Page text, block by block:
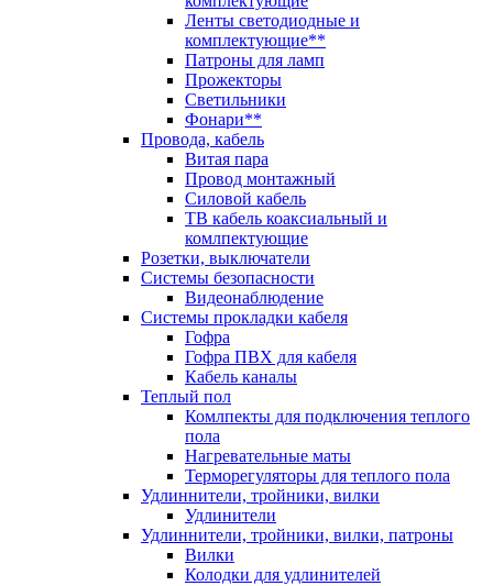
Ленты светодиодные и
комплектующие**
Патроны для ламп
Прожекторы
Светильники
Фонари**
Провода, кабель
Витая пара
Провод монтажный
Силовой кабель
ТВ кабель коаксиальный и
комлпектующие
Розетки, выключатели
Системы безопасности
Видеонаблюдение
Системы прокладки кабеля
Гофра
Гофра ПВХ для кабеля
Кабель каналы
Теплый пол
Комлпекты для подключения теплого
пола
Нагревательные маты
Терморегуляторы для теплого пола
Удлиннители, тройники, вилки
Удлинители
Удлиннители, тройники, вилки, патроны
Вилки
Колодки для удлинителей